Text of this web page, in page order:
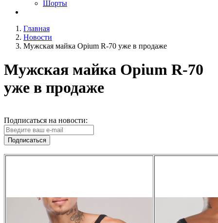
Шорты
Главная
Новости
Мужская майка Opium R-70 уже в продаже
Мужская майка Opium R-70
уже в продаже
Подписаться на новости:
Подписаться